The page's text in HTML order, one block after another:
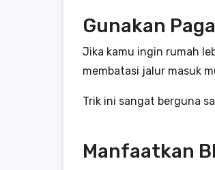
Gunakan
Jika kamu ingin rumah
membatasi jalur masuk
Trik ini sangat berguna
Manfaatkan